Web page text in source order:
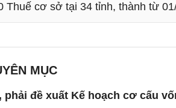
Thuế cơ sở tại 34 tỉnh, thành từ
MỤC
phải đề xuất Kế hoạch cơ cấu